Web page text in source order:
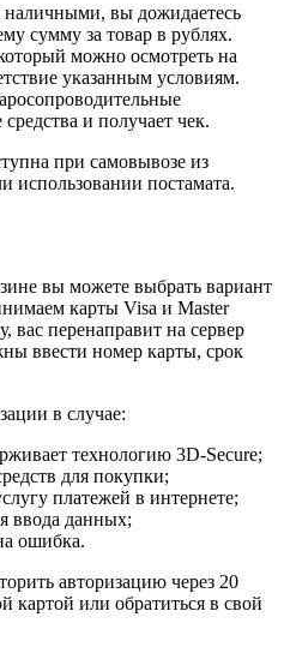
вы дожидаетесь
сумму за товар в рублях.
можно осмотреть на
указанным условиям.
и получает чек.
при самовывозе из
использовании постамата.
вы можете выбрать вариант
карты Visa и Master
вас перенаправит на сервер
ввести номер карты, срок
в случае:
технологию 3D-Secure;
для покупки;
платежей в интернете;
ввода данных;
ошибка.
авторизацию через 20
картой или обратиться в свой